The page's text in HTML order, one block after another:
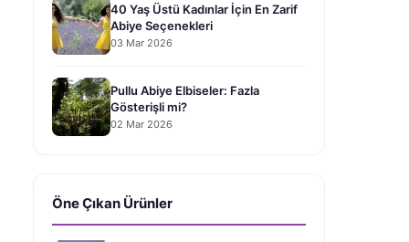
40 Yaş Üstü Kadınlar İçin En Zarif
Abiye Seçenekleri
03 Mar 2026
Pullu Abiye Elbiseler: Fazla
Gösterişli mi?
02 Mar 2026
Öne Çıkan Ürünler